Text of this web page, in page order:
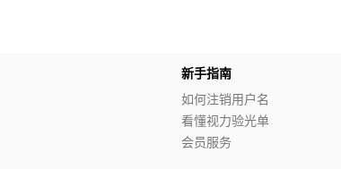
新手指南
如何注销用户名
看懂视力验光单
会员服务